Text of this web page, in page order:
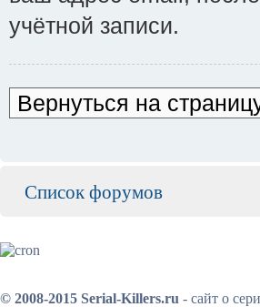
учётной записи.
Вернуться на
Список форумов
© 2008-2015 Serial-Killers.ru - сайт о